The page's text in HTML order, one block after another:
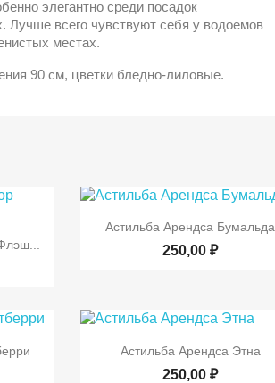
элегантно среди посадок
Лучше всего чувствуют себя у водоемов
местах.
90 см, цветки бледно-лиловые.
 Быстрый просмотр
Астильба Арендса Бумальда
250,00 ₽
 Быстрый просмотр
Астильба Арендса Этна
250,00 ₽